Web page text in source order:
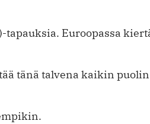
Euroopassa
tänä talvena kaikin